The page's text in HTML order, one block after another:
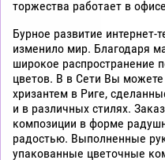
торжества работает в
Бурное развитие интернет-
изменило мир. Благодаря
широкое распространение
цветов. В в Сети Вы можете
хризантем в Риге,
и в различных стилях.
композиции в форме
радостью. Выполненные
упакованные цветочные